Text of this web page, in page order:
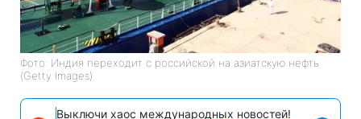
Фото: Индия переходит с российской на азиатскую нефть
(Getty Images)
Выключи хаос международных новостей!